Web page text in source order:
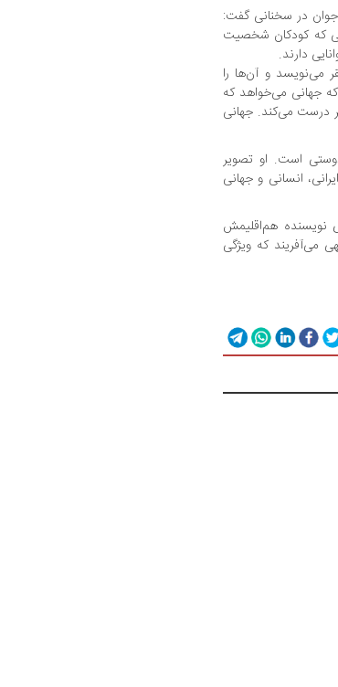
در سخنانی گفت:
که کودکان شخصیت
دارند.
می‌نویسد و آن‌ها را
جهانی می‌خواهد که
درست می‌کند. جهانی
است. او تصویر
انسانی و جهانی
نویسنده هم‌اقلیمش
می‌آفریند که ویژگی